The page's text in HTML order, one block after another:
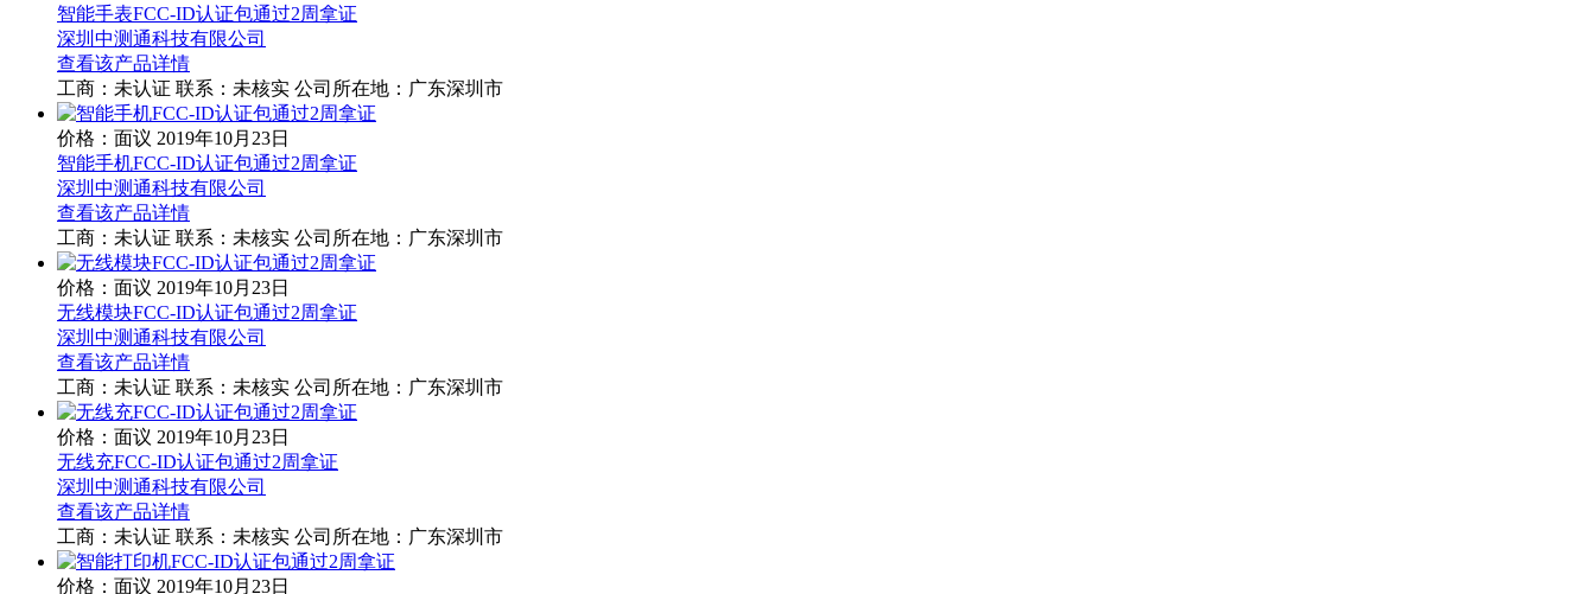
智能手表FCC-ID认证包通过2周拿证
深圳中测通科技有限公司
查看该产品详情
工商： 未认证 联系： 未核实 公司所在地：广东深圳市
价格：面议 2019年10月23日
智能手机FCC-ID认证包通过2周拿证
深圳中测通科技有限公司
查看该产品详情
工商： 未认证 联系： 未核实 公司所在地：广东深圳市
价格：面议 2019年10月23日
无线模块FCC-ID认证包通过2周拿证
深圳中测通科技有限公司
查看该产品详情
工商： 未认证 联系： 未核实 公司所在地：广东深圳市
价格：面议 2019年10月23日
无线充FCC-ID认证包通过2周拿证
深圳中测通科技有限公司
查看该产品详情
工商： 未认证 联系： 未核实 公司所在地：广东深圳市
价格：面议 2019年10月23日